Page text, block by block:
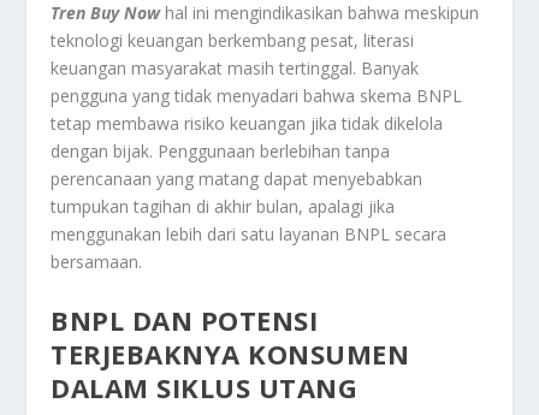
Tren Buy Now hal ini mengindikasikan bahwa meskipun
teknologi keuangan berkembang pesat, literasi
keuangan masyarakat masih tertinggal. Banyak
pengguna yang tidak menyadari bahwa skema BNPL
tetap membawa risiko keuangan jika tidak dikelola
dengan bijak. Penggunaan berlebihan tanpa
perencanaan yang matang dapat menyebabkan
tumpukan tagihan di akhir bulan, apalagi jika
menggunakan lebih dari satu layanan BNPL secara
bersamaan.
BNPL DAN POTENSI
TERJEBAKNYA KONSUMEN
DALAM SIKLUS UTANG